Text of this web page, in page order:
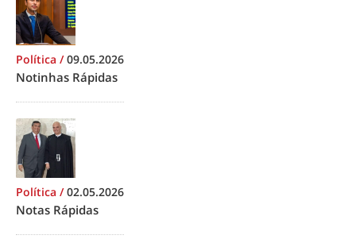
Política /09.05.2026
Notinhas Rápidas
Política /02.05.2026
Notas Rápidas